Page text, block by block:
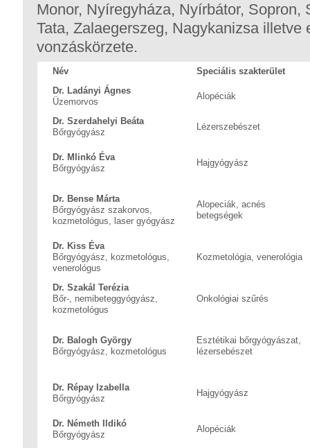
Monor, Nyíregyháza, Nyírbátor, Sopron,
Tata, Zalaegerszeg, Nagykanizsa illetve
vonzáskörzete.
Név
Speciális szakterület
Dr. Ladányi Ágnes
Üzemorvos
Alopéciák
Dr. Szerdahelyi Beáta
Bőrgyógyász
Lézerszebészet
Dr. Mlinkó Éva
Bőrgyógyász
Hajgyógyász
Dr. Bense Márta
Bőrgyógyász szakorvos,
kozmetológus, laser gyógyász
Alopeciák, acnés
betegségek
Dr. Kiss Éva
Bőrgyógyász, kozmetológus,
venerológus
Kozmetológia, venerológia
Dr. Szakál Terézia
Bőr-, nemibeteggyógyász,
kozmetológus
Onkológiai szűrés
Dr. Balogh György
Bőrgyógyász, kozmetológus
Esztétikai bőrgyógyászat,
lézersebészet
Dr. Répay Izabella
Bőrgyógyász
Hajgyógyász
Dr. Németh Ildikó
Bőrgyógyász
Alopéciák